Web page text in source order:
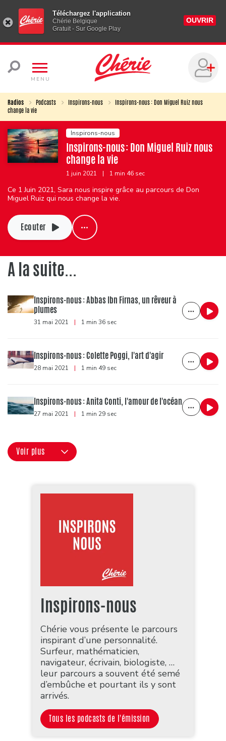
Téléchargez l'application
Chérie Belgique
Gratuit - Sur Google Play
OUVRIR
MENU
Radios Podcasts Inspirons-nous
Inspirons-nous : Don Miguel Ruiz nous
change la vie
Inspirons-nous
Inspirons-nous : Don Miguel Ruiz nous
change la vie
1 juin 2021 | 1 min 46 sec
Ce 1 Juin 2021, Sara nous inspire grâce au parcours de Don
Miguel Ruiz qui nous change la vie.
Ecouter
A la suite...
Inspirons-nous : Abbas Ibn Firnas, un rêveur à
plumes
31 mai 2021 | 1 min 36 sec
Inspirons-nous : Colette Poggi, l'art d'agir
28 mai 2021 | 1 min 49 sec
Inspirons-nous : Anita Conti, l'amour de l'océan
27 mai 2021 | 1 min 29 sec
Voir plus
Inspirons-nous
Chérie vous présente le parcours
inspirant d’une personnalité.
Surfeur, mathématicien,
navigateur, écrivain, biologiste, …
leur parcours a souvent été semé
d’embûche et pourtant ils y sont
arrivés.
Tous les podcasts de l'émission